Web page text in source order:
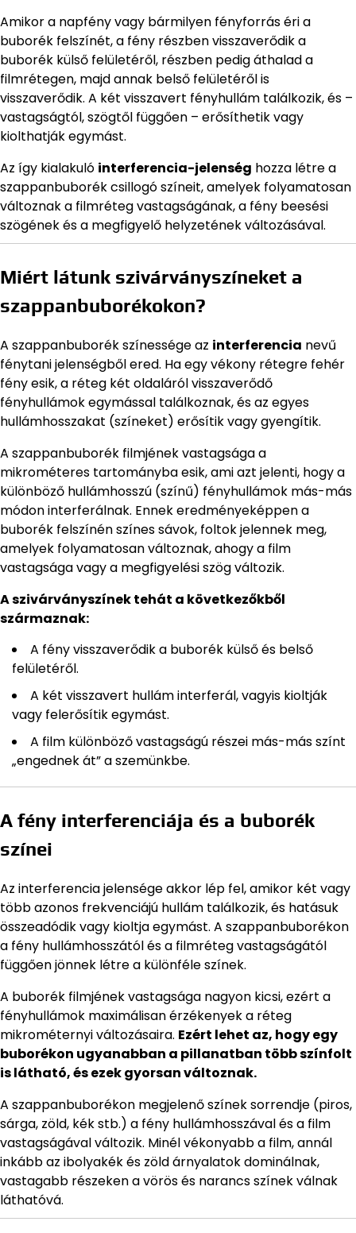
Amikor a napfény vagy bármilyen fényforrás éri a
buborék felszínét, a fény részben visszaverődik a
buborék külső felületéről, részben pedig áthalad a
filmrétegen, majd annak belső felületéről is
visszaverődik. A két visszavert fényhullám találkozik, és –
vastagságtól, szögtől függően – erősíthetik vagy
kiolthatják egymást.
Az így kialakuló interferencia-jelenség hozza létre a
szappanbuborék csillogó színeit, amelyek folyamatosan
változnak a filmréteg vastagságának, a fény beesési
szögének és a megfigyelő helyzetének változásával.
Miért látunk szivárványszíneket a
szappanbuborékokon?
A szappanbuborék színessége az interferencia nevű
fénytani jelenségből ered. Ha egy vékony rétegre fehér
fény esik, a réteg két oldaláról visszaverődő
fényhullámok egymással találkoznak, és az egyes
hullámhosszakat (színeket) erősítik vagy gyengítik.
A szappanbuborék filmjének vastagsága a
mikrométeres tartományba esik, ami azt jelenti, hogy a
különböző hullámhosszú (színű) fényhullámok más-más
módon interferálnak. Ennek eredményeképpen a
buborék felszínén színes sávok, foltok jelennek meg,
amelyek folyamatosan változnak, ahogy a film
vastagsága vagy a megfigyelési szög változik.
A szivárványszínek tehát a következőkből
származnak:
A fény visszaverődik a buborék külső és belső
felületéről.
A két visszavert hullám interferál, vagyis kioltják
vagy felerősítik egymást.
A film különböző vastagságú részei más-más színt
„engednek át” a szemünkbe.
A fény interferenciája és a buborék
színei
Az interferencia jelensége akkor lép fel, amikor két vagy
több azonos frekvenciájú hullám találkozik, és hatásuk
összeadódik vagy kioltja egymást. A szappanbuborékon
a fény hullámhosszától és a filmréteg vastagságától
függően jönnek létre a különféle színek.
A buborék filmjének vastagsága nagyon kicsi, ezért a
fényhullámok maximálisan érzékenyek a réteg
mikrométernyi változásaira. Ezért lehet az, hogy egy
buborékon ugyanabban a pillanatban több színfolt
is látható, és ezek gyorsan változnak.
A szappanbuborékon megjelenő színek sorrendje (piros,
sárga, zöld, kék stb.) a fény hullámhosszával és a film
vastagságával változik. Minél vékonyabb a film, annál
inkább az ibolyakék és zöld árnyalatok dominálnak,
vastagabb részeken a vörös és narancs színek válnak
láthatóvá.